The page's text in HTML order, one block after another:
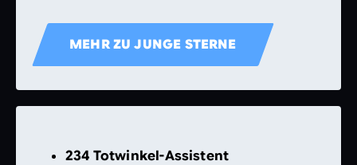
MEHR ZU JUNGE STERNE
234 Totwinkel-Assistent